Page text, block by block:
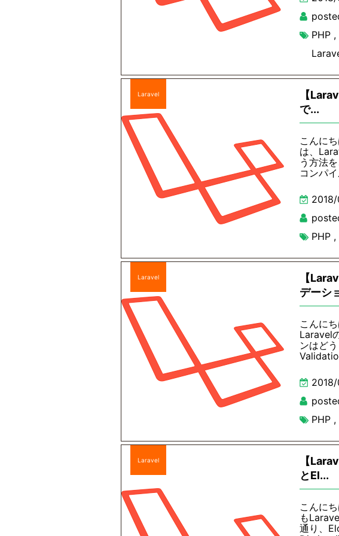
PHP ,
Laravel
【
で...
こんに
は、
う方法
コンパ
2018/
PHP ,
Laravel
【
デーシ
こんに
Laravel
ンはど
PHP ,
Laravel
【
とEl...
こんに
も
通り、